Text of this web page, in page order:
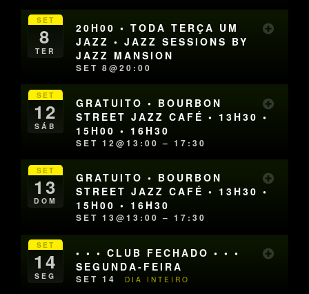
SET
8
TER
20H00 • TODA TERÇA UM
JAZZ • JAZZ SESSIONS BY
JAZZ MANSION
SET 8@20:00
SET
12
SÁB
GRATUITO • BOURBON
STREET JAZZ CAFÉ • 13H30 •
15H00 • 16H30
SET 12@13:00 – 17:30
SET
13
DOM
GRATUITO • BOURBON
STREET JAZZ CAFÉ • 13H30 •
15H00 • 16H30
SET 13@13:00 – 17:30
SET
14
SEG
• • • CLUB FECHADO • • •
SEGUNDA-FEIRA
SET 14 DIA INTEIRO